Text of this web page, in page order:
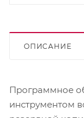
ОПИСАНИЕ
Программное
инструментом